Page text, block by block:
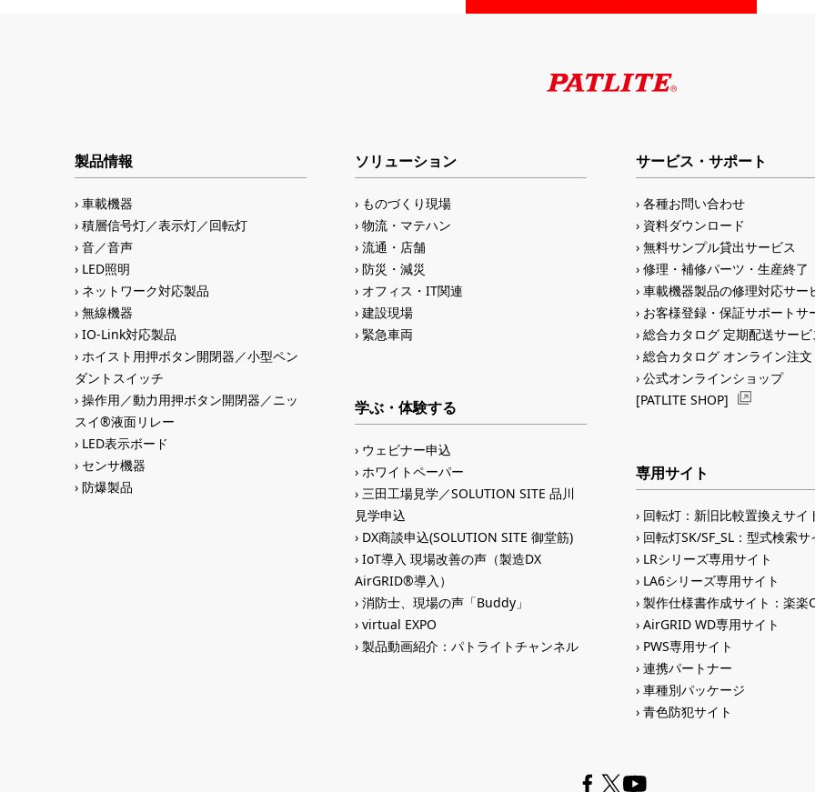
製品情報
車載機器
積層信号灯／表示灯／回転灯
音／音声
LED照明
ネットワーク対応製品
無線機器
IO-Link対応製品
ホイスト用押ボタン開閉器／小型ペン
ダントスイッチ
操作用／動力用押ボタン開閉器／ニッ
スイ®液面リレー
LED表示ボード
センサ機器
防爆製品
ソリューション
ものづくり現場
物流・マテハン
流通・店舗
防災・減災
オフィス・IT関連
建設現場
緊急車両
学ぶ・体験する
ウェビナー申込
ホワイトペーパー
三田工場見学／SOLUTION SITE 品川
見学申込
DX商談申込(SOLUTION SITE 御堂筋)
IoT導入 現場改善の声（製造DX
AirGRID®導入）
消防士、現場の声「Buddy」
virtual EXPO
製品動画紹介：パトライトチャンネル
サービス・サポート
各種お問い合わせ
資料ダウンロード
無料サンプル貸出サービス
修理・補修パーツ・生産終了
車載機器製品の修理対応サー
お客様登録・保証サポートサ
総合カタログ 定期配送サービ
総合カタログ オンライン注文
公式オンラインショップ
[PATLITE SHOP]
専用サイト
回転灯：新旧比較置換えサイ
回転灯SK/SF_SL：型式検索サ
LRシリーズ専用サイト
LA6シリーズ専用サイト
製作仕様書作成サイト：楽楽
AirGRID WD専用サイト
PWS専用サイト
連携パートナー
車種別パッケージ
青色防犯サイト